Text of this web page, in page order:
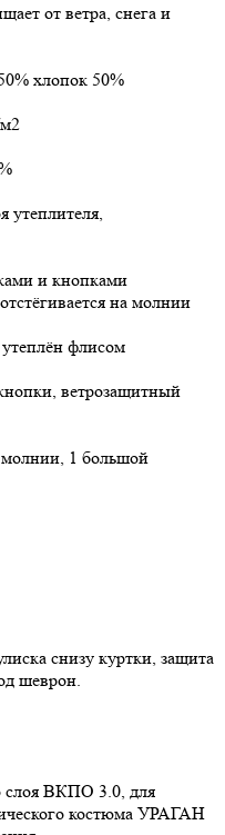
от ветра, снега и
хлопок 50%
утеплителя,
и кнопками
на молнии
флисом
ветрозащитный
1 большой
снизу куртки, защита
шеврон.
слоя ВКПО 3.0, для
костюма УРАГАН